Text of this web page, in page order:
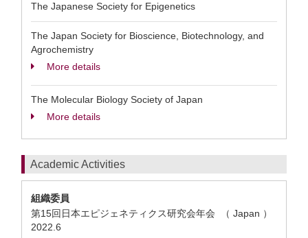
The Japanese Society for Epigenetics
The Japan Society for Bioscience, Biotechnology, and
Agrochemistry
More details
The Molecular Biology Society of Japan
More details
Academic Activities
組織委員
第15回日本エピジェネティクス研究会年会 （ Japan ）
2022.6